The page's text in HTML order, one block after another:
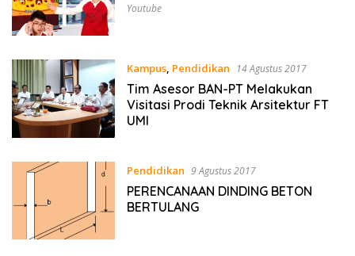
Youtube
Kampus, Pendidikan 14 Agustus 2017
Tim Asesor BAN-PT Melakukan
Visitasi Prodi Teknik Arsitektur FT
UMI
Pendidikan 9 Agustus 2017
PERENCANAAN DINDING BETON
BERTULANG